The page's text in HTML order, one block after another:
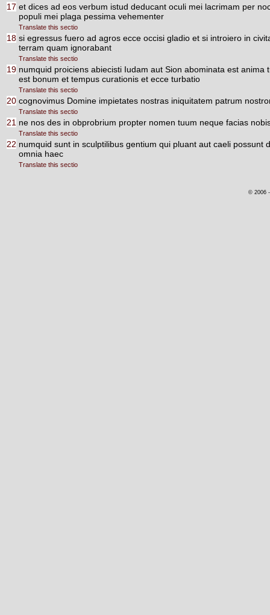
17 et dices ad eos verbum istud deducant oculi mei lacrimam per
populi mei plaga pessima vehementer
Translate this sectio
18 si egressus fuero ad agros ecce occisi gladio et si introiero in
terram quam ignorabant
Translate this sectio
19 numquid proiciens abiecisti Iudam aut Sion abominata est
est bonum et tempus curationis et ecce turbatio
Translate this sectio
20 cognovimus Domine impietates nostras iniquitatem patrum
Translate this sectio
21 ne nos des in obprobrium propter nomen tuum neque facias
Translate this sectio
22 numquid sunt in sculptilibus gentium qui pluant aut caeli
omnia haec
Translate this sectio
© 2006